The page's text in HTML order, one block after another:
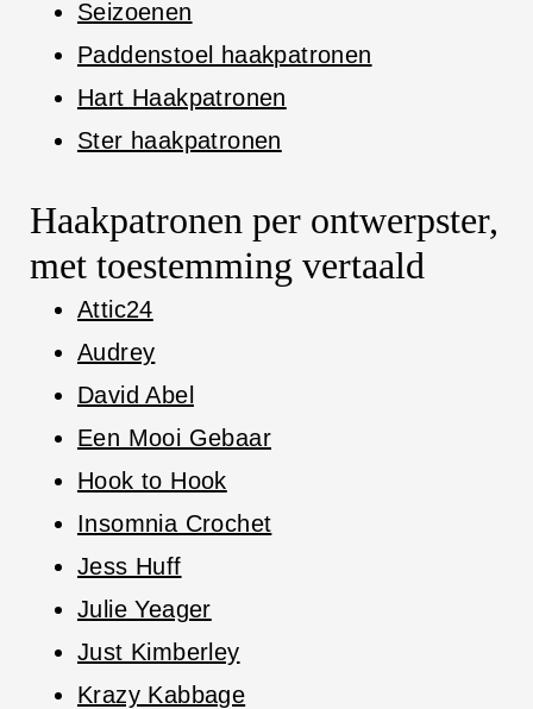
Seizoenen
Paddenstoel haakpatronen
Hart Haakpatronen
Ster haakpatronen
Haakpatronen per ontwerpster,
met toestemming vertaald
Attic24
Audrey
David Abel
Een Mooi Gebaar
Hook to Hook
Insomnia Crochet
Jess Huff
Julie Yeager
Just Kimberley
Krazy Kabbage